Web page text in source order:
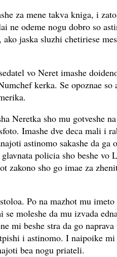
za mene takva kniga, i
ne odeme nogu dobro so
ako jaska sluzhi chetiriese
vo Neret imashe
kerka. Se opoznae so
Neretka sho mu gotveshe
Imashe dve deca mali i
astinomo sakashe da ga
policia sho beshe vo
zakono sho go imae za
Po na mazhot mu
moleshe da mu izvada
mi beshe stra da go
i astinomo. I naipoike mi
bea nogu priateli.